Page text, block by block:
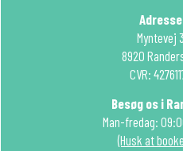
Adresse
Myntevej 3
8920
CVR:
Besøg os i
Man-fredag:
(Husk at